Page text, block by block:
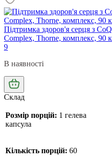
Підтримка здоров'я серця з
Complex, Thorne, комплекс, 90
9
В наявності
Склад
Розмір порцій: 1 гелева
капсула
Кількість порцій: 60